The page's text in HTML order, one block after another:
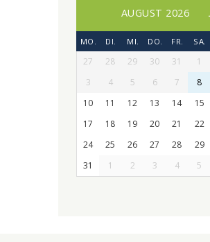
AUGUST 2026
MO. DI. MI. DO. FR. SA.
27 28 29 30 31 1
3
4 5 6 7 8
10
11 12 13 14 15
17
18 19 20 21 22
24
25 26 27 28 29
31
1 2 3 4 5